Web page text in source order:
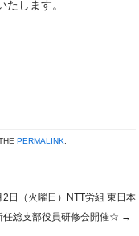
します。
PERMALINK
日（火曜日）NTT労組 東日本
任総支部役員研修会開催☆ →